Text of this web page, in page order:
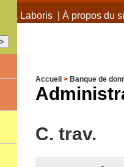
Laboris| À propos du
Accueil > Banque de
C. trav.